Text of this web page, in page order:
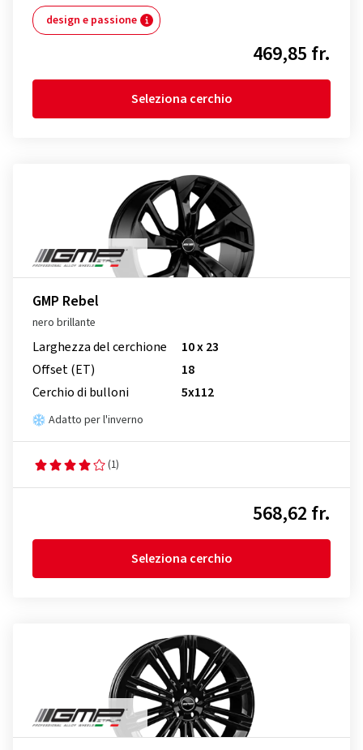
design e passione
469,85 fr.
Seleziona cerchio
GMP Rebel
nero brillante
Larghezza del cerchione
10 x 23
Offset (ET)
18
Cerchio di bulloni
5x112
Adatto per l'inverno
(1)
568,62 fr.
Seleziona cerchio